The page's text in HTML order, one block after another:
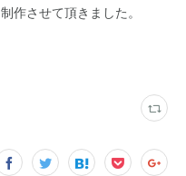
作させて頂きました。